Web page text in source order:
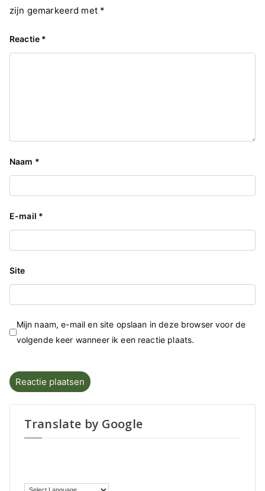
zijn gemarkeerd met *
Reactie *
Naam *
E-mail *
Site
Mijn naam, e-mail en site opslaan in deze browser voor de
volgende keer wanneer ik een reactie plaats.
Translate by Google